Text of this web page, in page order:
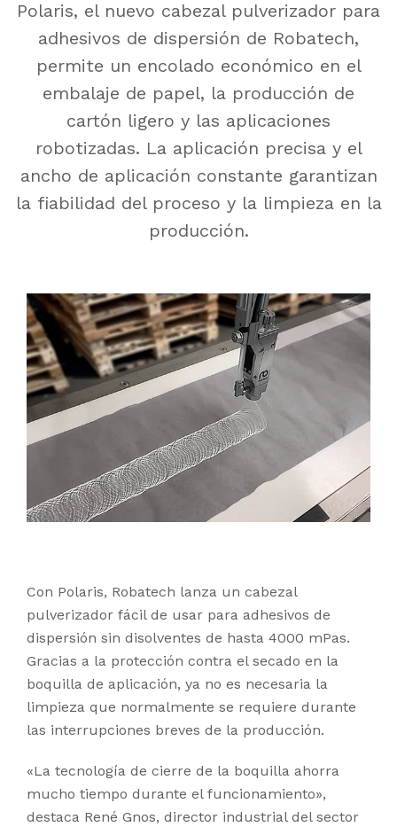
Polaris, el nuevo cabezal pulverizador para
adhesivos de dispersión de Robatech,
permite un encolado económico en el
embalaje de papel, la producción de
cartón ligero y las aplicaciones
robotizadas. La aplicación precisa y el
ancho de aplicación constante garantizan
la fiabilidad del proceso y la limpieza en la
producción.
Con Polaris, Robatech lanza un cabezal
pulverizador fácil de usar para adhesivos de
dispersión sin disolventes de hasta 4000 mPas.
Gracias a la protección contra el secado en la
boquilla de aplicación, ya no es necesaria la
limpieza que normalmente se requiere durante
las interrupciones breves de la producción.
«La tecnología de cierre de la boquilla ahorra
mucho tiempo durante el funcionamiento»,
destaca René Gnos, director industrial del sector